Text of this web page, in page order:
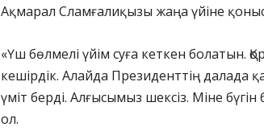
Ақмарал Сламғалиқызы жаңа үйіне
«Үш бөлмелі үйім суға кеткен болатын.
кешірдік. Алайда Президенттің далада
үміт берді. Алғысымыз шексіз. Міне
ол.